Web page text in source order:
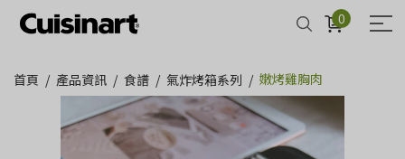
0
首頁 產品資訊 食譜 氣炸烤箱系列 嫩烤雞胸肉